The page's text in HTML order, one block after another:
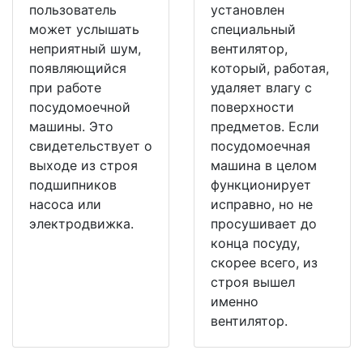
пользователь
может услышать
неприятный шум,
появляющийся
при работе
посудомоечной
машины. Это
свидетельствует о
выходе из строя
подшипников
насоса или
электродвижка.
установлен
специальный
вентилятор,
который, работая,
удаляет влагу с
поверхности
предметов. Если
посудомоечная
машина в целом
функционирует
исправно, но не
просушивает до
конца посуду,
скорее всего, из
строя вышел
именно
вентилятор.